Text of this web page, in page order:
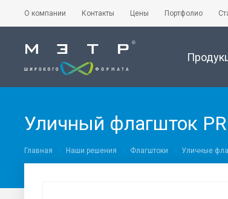
О компании Контакты Цены Портфолио
Уличный флагшток
Главная Наши решения Флагштоки Уличные